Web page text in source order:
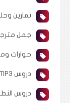
تمارين
جمل
حوارات
دروس MP3
دروس